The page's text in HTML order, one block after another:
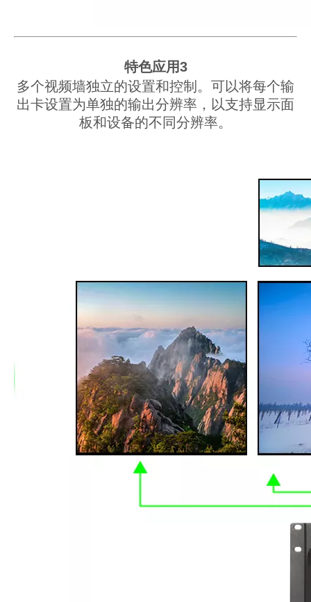
特色应用3
多个视频墙独立的设置和控制。 可以将每个输
出卡设置为单独的输出分辨率，以支持显示面
板和设备的不同分辨率。